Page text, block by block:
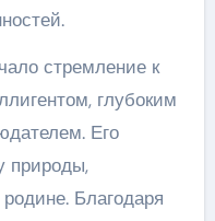
стремление к
глубоким
Его
природы,
Благодаря